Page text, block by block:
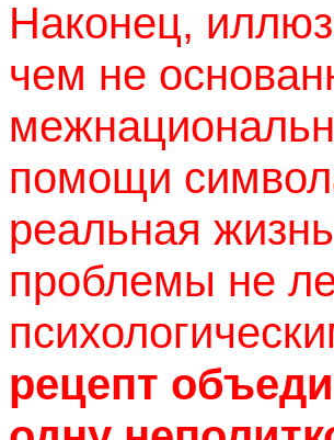
Наконец,
чем не
помощи
реальная
проблемы не
рецепт